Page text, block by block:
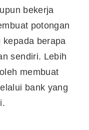
bekerja
potongan
berapa
sendiri. Lebih
membuat
bank yang